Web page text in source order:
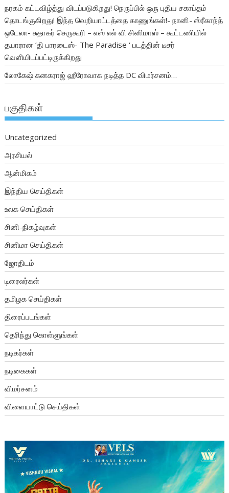
நரகம் கட்டவிழ்த்து விடப்படுகிறது! நெருப்பில் ஒரு புதிய சகாப்தம்
தொடங்குகிறது! இந்த வெறியாட்டத்தை காணுங்கள்!- நானி- ஸ்ரீகாந்த்
ஒடேலா- சுதாகர் செருகூரி – எஸ் எல் வி சினிமாஸ் – கூட்டணியில்
தயாரான ‘தி பாரடைஸ்- The Paradise ‘ படத்தின் டீசர்
வெளியிடப்பட்டிருக்கிறது
லோகேஷ் கனகராஜ் ஹீரோவாக நடித்த DC விமர்சனம்…
பகுதிகள்
Uncategorized
அரசியல்
ஆன்மிகம்
இந்திய செய்திகள்
உலக செய்திகள்
சினி-நிகழ்வுகள்
சினிமா செய்திகள்
ஜோதிடம்
டிரைலர்கள்
தமிழக செய்திகள்
திரைப்படங்கள்
தெரிந்து கொள்ளுங்கள்
நடிகர்கள்
நடிகைகள்
விமர்சனம்
விளையாட்டு செய்திகள்